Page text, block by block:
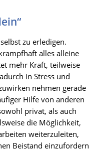
zu erledigen.
alles alleine
mehr Kraft, teilweise
in Stress und
nehmen gerade
Hilfe von anderen
privat, als auch
die Möglichkeit,
weiterzuleiten,
Beistand einzufordern